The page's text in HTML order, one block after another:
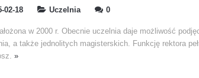
02-18 Uczelnia 0
w 2000 r. Obecnie uczelnia daje możliwość
a także jednolitych magisterskich. Funkcję rektora
»